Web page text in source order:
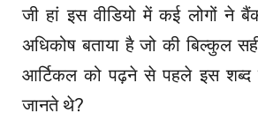
जी हां इस वीडियो में कई लोगों ने
अधिकोष बताया है जो की बिल्कुल
आर्टिकल को पढ़ने से पहले इस शब्द
जानते थे?